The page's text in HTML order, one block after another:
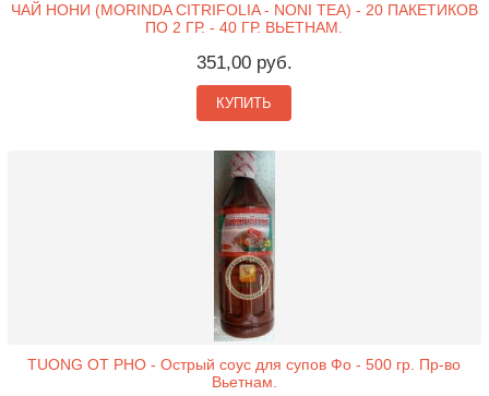
ЧАЙ НОНИ (MORINDA CITRIFOLIA - NONI TEA) - 20 ПАКЕТИКОВ
ПО 2 ГР. - 40 ГР. ВЬЕТНАМ.
351,00 руб.
КУПИТЬ
TUONG OT PHO - Острый соус для супов Фо - 500 гр. Пр-во
Вьетнам.